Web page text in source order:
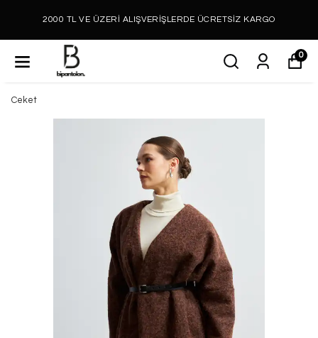
2000 TL VE ÜZERİ ALIŞVERİŞLERDE ÜCRETSİZ KARGO
0
Ceket